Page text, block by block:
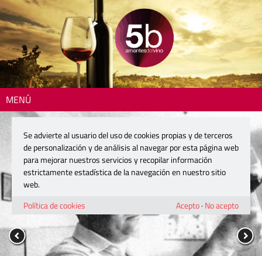
MENÚ
Se advierte al usuario del uso de cookies propias y de terceros
de personalización y de análisis al navegar por esta página web
para mejorar nuestros servicios y recopilar información
estrictamente estadística de la navegación en nuestro sitio
web.
Política de cookies
Acepto· No acepto